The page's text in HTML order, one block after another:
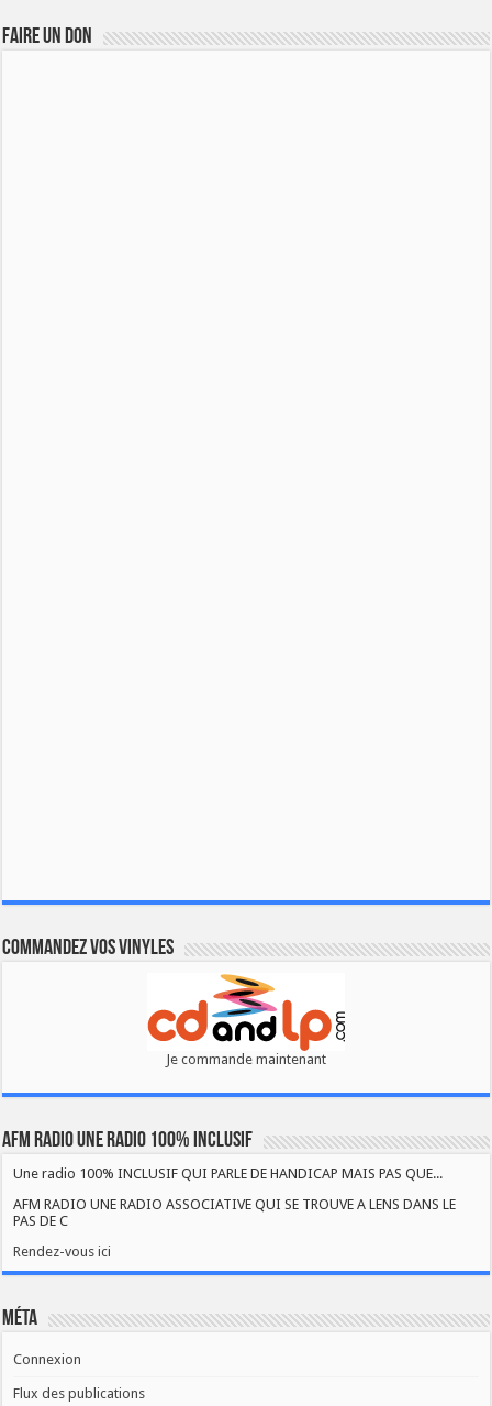
FAIRE UN DON
Commandez vos vinyles
Je commande maintenant
AFM RADIO UNE RADIO 100% INCLUSIF
Une radio 100% INCLUSIF QUI PARLE DE HANDICAP MAIS PAS QUE...
AFM RADIO UNE RADIO ASSOCIATIVE QUI SE TROUVE A LENS DANS LE
PAS DE C
Rendez-vous ici
Méta
Connexion
Flux des publications